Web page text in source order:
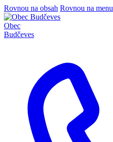
Rovnou na obsah Rovnou na menu
Obec
Budčeves